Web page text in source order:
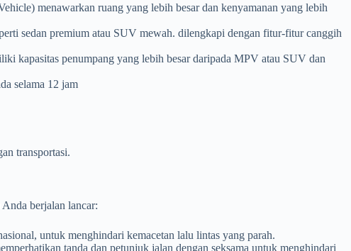
menawarkan ruang yang lebih besar dan kenyamanan yang lebih
sedan premium atau SUV mewah. dilengkapi dengan fitur-fitur canggih
kapasitas penumpang yang lebih besar daripada MPV atau SUV dan
selama 12 jam
transportasi.
berjalan lancar:
untuk menghindari kemacetan lalu lintas yang parah.
tanda dan petunjuk jalan dengan seksama untuk menghindari